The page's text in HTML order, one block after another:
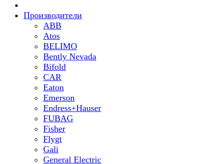
Производители
ABB
Atos
BELIMO
Bently Nevada
Bifold
CAR
Eaton
Emerson
Endress+Hauser
FUBAG
Fisher
Flygt
Gali
General Electric